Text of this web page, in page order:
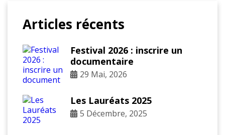
Articles récents
Festival 2026 : inscrire un
documentaire
29 Mai, 2026
Les Lauréats 2025
5 Décembre, 2025